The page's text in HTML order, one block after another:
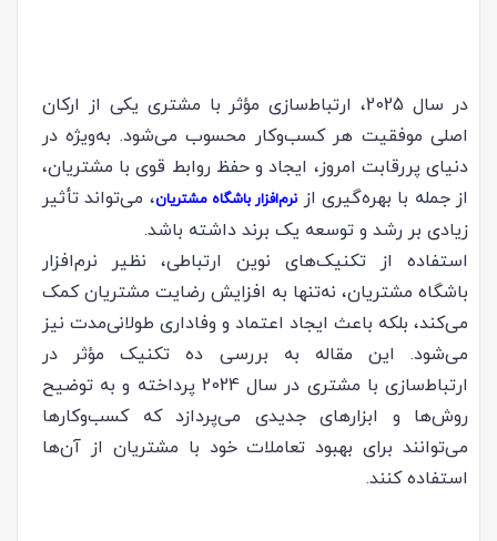
در سال 2025، ارتباط‌سازی مؤثر با مشتری یکی از ارکان
اصلی موفقیت هر کسب‌وکار محسوب می‌شود. به‌ویژه در
دنیای پررقابت امروز، ایجاد و حفظ روابط قوی با مشتریان،
از جمله با بهره‌گیری از نرم‌افزار باشگاه مشتریان، می‌تواند تأثیر
زیادی بر رشد و توسعه یک برند داشته باشد.
استفاده از تکنیک‌های نوین ارتباطی، نظیر نرم‌افزار
باشگاه مشتریان، نه‌تنها به افزایش رضایت مشتریان کمک
می‌کند، بلکه باعث ایجاد اعتماد و وفاداری طولانی‌مدت نیز
می‌شود. این مقاله به بررسی ده تکنیک مؤثر در
ارتباط‌سازی با مشتری در سال 2024 پرداخته و به توضیح
روش‌ها و ابزارهای جدیدی می‌پردازد که کسب‌وکارها
می‌توانند برای بهبود تعاملات خود با مشتریان از آن‌ها
استفاده کنند.